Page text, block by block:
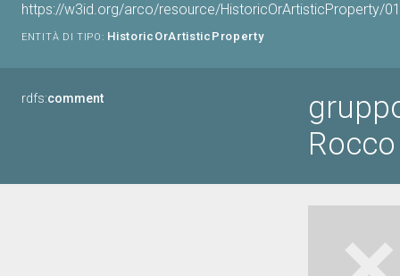
https://w3id.org/arco/resource/HistoricOrArtisticProperty/
ENTITÀ DI TIPO: HistoricOrArtisticProperty
rdfs:comment
Rocco